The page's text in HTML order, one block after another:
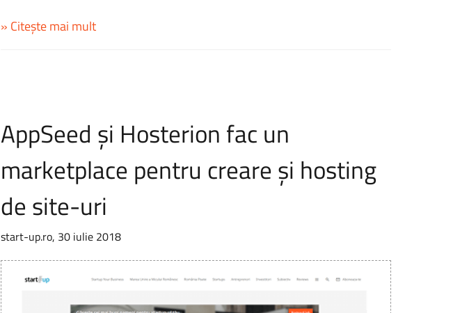
» Citește mai mult
AppSeed și Hosterion fac un
marketplace pentru creare și hosting
de site-uri
start-up.ro, 30 iulie 2018